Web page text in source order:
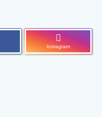
Instagram